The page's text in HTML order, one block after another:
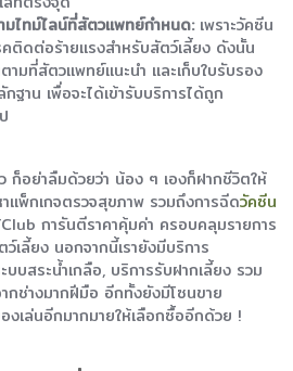
มไทม์ไลน์ที่สัตวแพทย์กำหนด:เพราะวัคซีน
ติดต่อร้ายแรงสำหรับสัตว์เลี้ยง ดังนั้น
ามที่สัตวแพทย์แนะนำ และเก็บใบรับรอง
ฐาน เพื่อจะได้เข้ารับบริการได้ถูก
ก็อย่าลืมด้วยว่า น้อง ๆ เองก็ฝากชีวิตให้
แพ็กเกจตรวจสุขภาพ รวมถึงการฉีดวัคซีน
การันตีราคาคุ้มค่า ครอบคลุมรายการ
เลี้ยง นอกจากนี้เรายังมีบริการ
บสระน้ำเกลือ, บริการรับฝากเลี้ยง รวม
กช่างมากฝีมือ อีกทั้งยังมีโซนขาย
ล่นอีกมากมายให้เลือกซื้ออีกด้วย !